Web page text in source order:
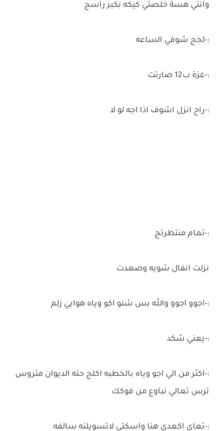
وانتي هسة خلصتي كيكه بكبر راسج
:-لجج شوفي الساعه
:-عزة ب12 صارتت
:-راح انزل اشوف اذا اجه لو لا
:-تمام منتظرتج
نزلت انفال شويه وصعدت
:-اجوو اجوو والله بس شنو اكو وياه هوايي زلم
:-يعني شكد
:-اكثر من الي اجو وياه بالخطبه اكلج حته الديوان متروس
ترس تعالي نباوع من فوكك
:-تعاي اكعدي هنا واسكتي لاتسويلنه سالفه